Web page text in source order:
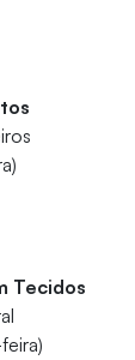
Tecidos